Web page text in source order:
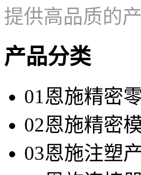
提供高品质的产
产品分类
01恩施精密
02恩施精密
03恩施注塑